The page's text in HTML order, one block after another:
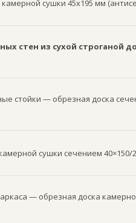
сушки 45х195 мм
стен из сухой строганой
стойки — обрезная доска
сушки сечением 40×150/
— обрезная доска